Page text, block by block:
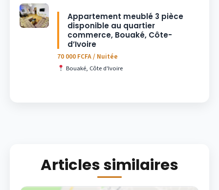
Appartement meublé 3 pièce
disponible au quartier
commerce, Bouaké, Côte-
d’Ivoire
70 000 FCFA / Nuitée
Bouaké, Côte d'Ivoire
Articles similaires